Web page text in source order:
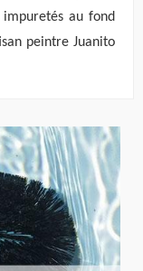
au fond
peintre Juanito